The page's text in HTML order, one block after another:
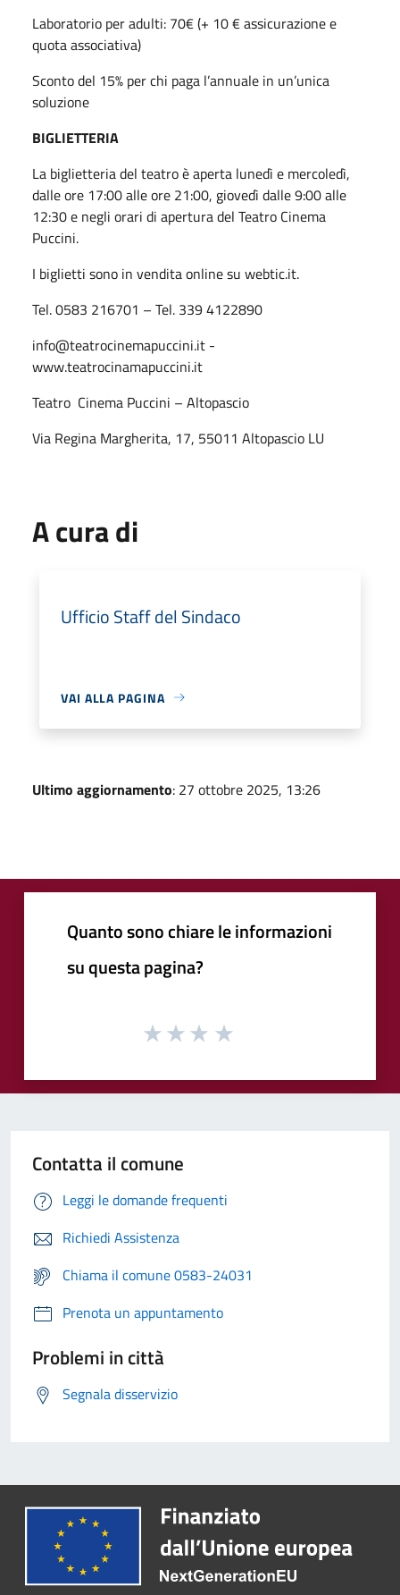
Laboratorio per adulti: 70€ (+ 10 € assicurazione e
quota associativa)
Sconto del 15% per chi paga l’annuale in un’unica
soluzione
BIGLIETTERIA
La biglietteria del teatro è aperta lunedì e mercoledì,
dalle ore 17:00 alle ore 21:00, giovedì dalle 9:00 alle
12:30 e negli orari di apertura del Teatro Cinema
Puccini.
I biglietti sono in vendita online su webtic.it.
Tel. 0583 216701 – Tel. 339 4122890
info@teatrocinemapuccini.it -
www.teatrocinamapuccini.it
Teatro Cinema Puccini – Altopascio
Via Regina Margherita, 17, 55011 Altopascio LU
A cura di
Ufficio Staff del Sindaco
VAI ALLA PAGINA
Ultimo aggiornamento: 27 ottobre 2025, 13:26
Quanto sono chiare le informazioni
su questa pagina?
Contatta il comune
Leggi le domande frequenti
Richiedi Assistenza
Chiama il comune 0583-24031
Prenota un appuntamento
Problemi in città
Segnala disservizio